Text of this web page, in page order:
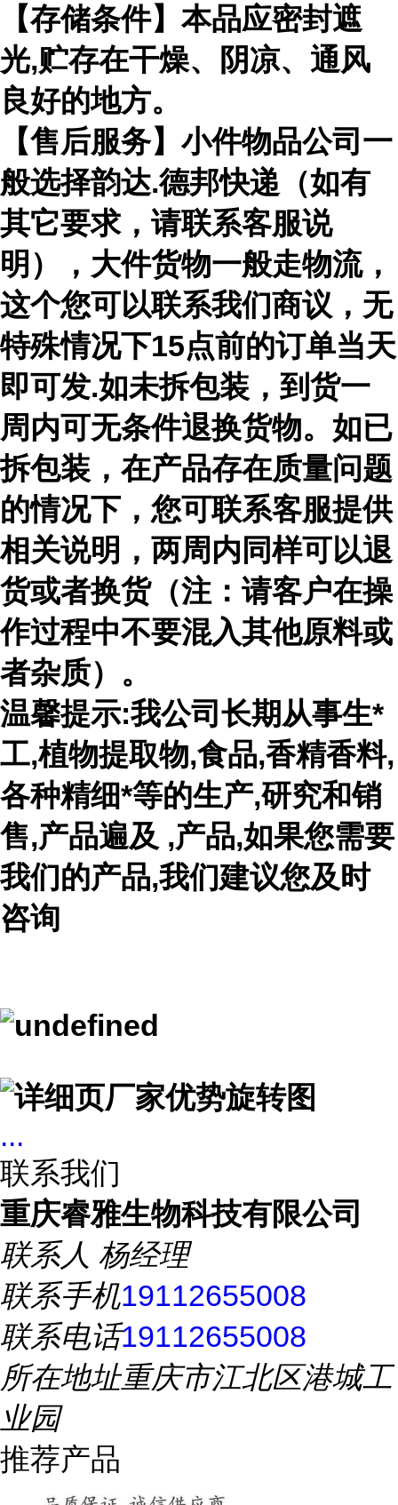
【存储条件】本品应密封遮
光,贮存在干燥、阴凉、通风
良好的地方。
【售后服务】小件物品公司一
般选择韵达.德邦快递（如有
其它要求，请联系客服说
明），大件货物一般走物流，
这个您可以联系我们商议，无
特殊情况下15点前的订单当天
即可发.如未拆包装，到货一
周内可无条件退换货物。如已
拆包装，在产品存在质量问题
的情况下，您可联系客服提供
相关说明，两周内同样可以退
货或者换货（注：请客户在操
作过程中不要混入其他原料或
者杂质）。
温馨提示:我公司长期从事生*
工,植物提取物,食品,香精香料,
各种精细*等的生产,研究和销
售,产品遍及 ,产品,如果您需要
我们的产品,我们建议您及时
咨询
...
联系我们
重庆睿雅生物科技有限公司
联系人 杨经理
联系手机19112655008
联系电话19112655008
所在地址重庆市江北区港城工
业园
推荐产品